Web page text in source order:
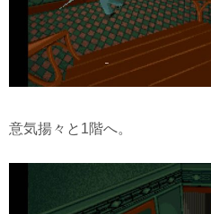
意気揚々と1階へ。